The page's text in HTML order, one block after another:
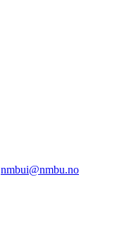
nmbui@nmbu.no